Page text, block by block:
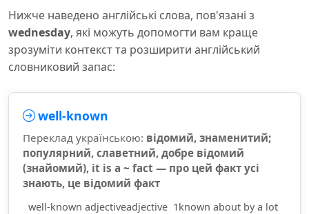
Нижче наведено англійські слова, пов'язані з
wednesday, які можуть допомогти вам краще
зрозуміти контекст та розширити англійський
словниковий запас:
well-known
Переклад українською: відомий, знаменитий;
популярний, славетний, добре відомий
(знайомий), it is a ~ fact — про цей факт усі
знають, це відомий факт
well-known adjectiveadjective 1known about by a lot